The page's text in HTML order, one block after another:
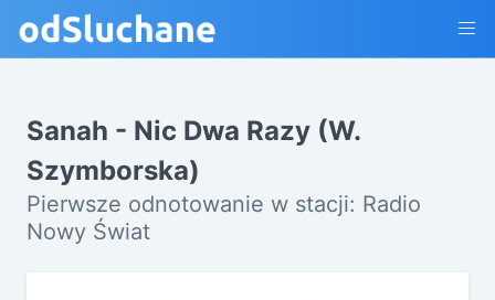
Sanah - Nic Dwa Razy (W.
Szymborska)
Pierwsze odnotowanie w stacji: Radio
Nowy Świat